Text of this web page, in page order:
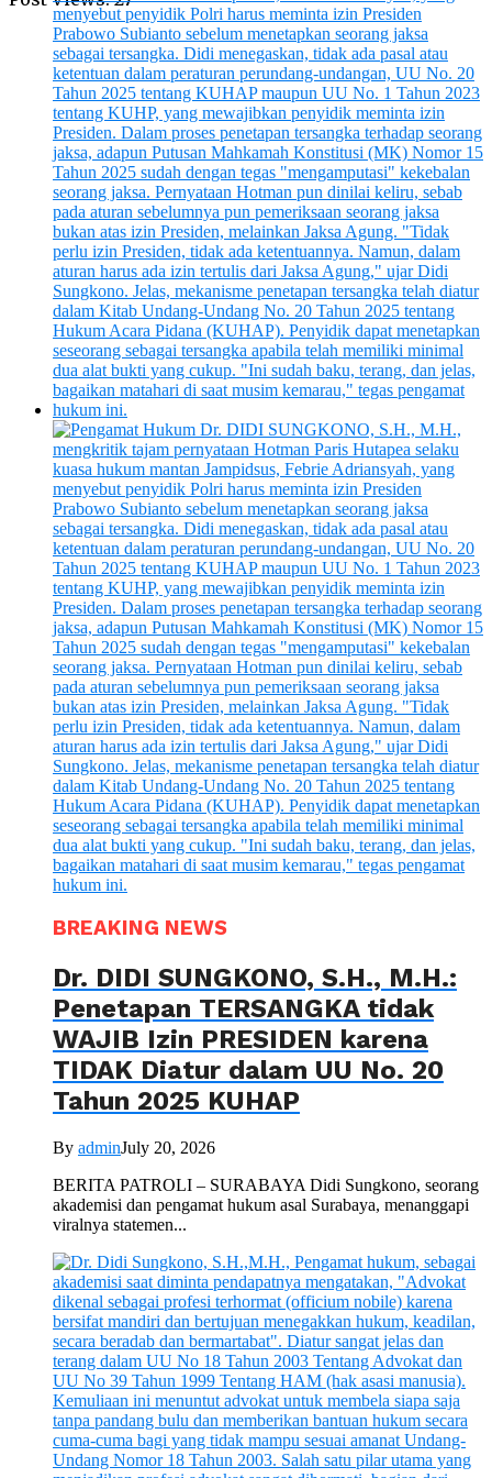
BREAKING NEWS
Dr. DIDI SUNGKONO, S.H., M.H.:
Penetapan TERSANGKA tidak
WAJIB Izin PRESIDEN karena
TIDAK Diatur dalam UU No. 20
Tahun 2025 KUHAP
By adminJuly 20, 2026
BERITA PATROLI – SURABAYA Didi Sungkono, seorang
akademisi dan pengamat hukum asal Surabaya, menanggapi
viralnya statemen...